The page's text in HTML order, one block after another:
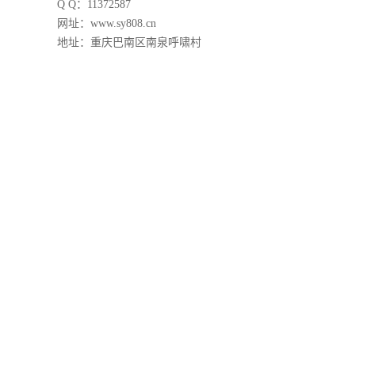
Q Q：11372587
网址：www.sy808.cn
地址：重庆巴南区南泉呼啸村